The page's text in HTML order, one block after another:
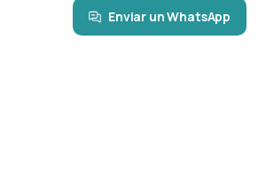
Enviar un WhatsApp